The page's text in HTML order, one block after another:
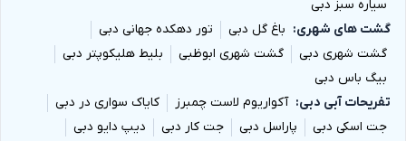
در مجموع، بیش از
فلک به‌کار رفته است.
مجموع ساعات کار کارگران و مهندسان برای ساخت این
چرخ و فلک از
9 میلیون ساعت فراتر رفته است.
سیاره سبز دبی
گشت های شهری
باغ گل دبی
تور دهکده جهانی دبی
گشت شهری دبی
گشت شهری ابوظبی
بلیط هلیکوپتر دبی
بیگ باس دبی
تفریحات آبی دبی
آکواریوم لاست چمبرز
کایاک سواری در دبی
جت اسکی دبی
پاراسل دبی جت کار دبی
دیپ دایو دبی